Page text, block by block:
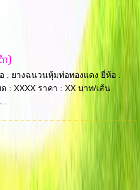
ำ)
: ยางฉนวนหุ้มท่อทองแดง ยี่ห้อ :
: XXXX ราคา : XX บาท/เส้น